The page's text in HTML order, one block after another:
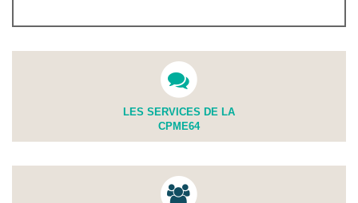
LES SERVICES DE LA
CPME64